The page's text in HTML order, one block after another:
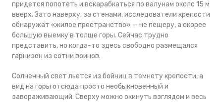
придется попотеть и вскарабкаться по валунам около 15 м
вверх. Зато наверху, за стенами, исследователи крепости
обнаружат «жилое пространство» — не пещеру, а скорее
большую выемку в толще горы. Сейчас трудно
представить, но когда-то здесь свободно размещался
гарнизон из сотни воинов.
Солнечный свет льется из бойниц в темноту крепости, а
вид на горы отсюда просто необыкновенный и
завораживающий. Сверху можно окинуть взглядом и весь